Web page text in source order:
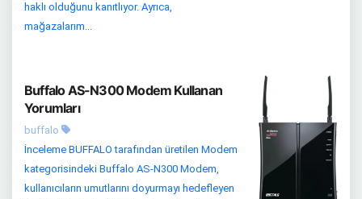
haklı olduğunu kanıtlıyor. Ayrıca,
mağazalarım...
Buffalo AS-N300 Modem Kullanan
Yorumları
buffalo
İnceleme BUFFALO tarafından üretilen Modem
kategorisindeki Buffalo AS-N300 Modem,
kullanıcıların umutlarını doyurmayı hedefleyen